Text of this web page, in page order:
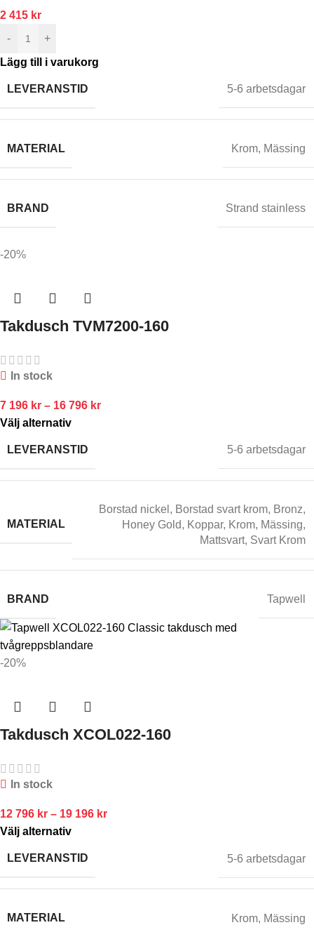
2 415 kr
-
+
Lägg till i varukorg
LEVERANSTID 5-6 arbetsdagar
MATERIAL Krom, Mässing
BRAND Strand stainless
-20%
Takdusch TVM7200-160
In stock
7 196 kr – 16 796 kr
Välj alternativ
LEVERANSTID 5-6 arbetsdagar
MATERIAL
Borstad nickel , Borstad svart krom, Bronz,
Honey Gold, Koppar, Krom, Mässing,
Mattsvart, Svart Krom
BRAND Tapwell
-20%
Takdusch XCOL022-160
In stock
12 796 kr – 19 196 kr
Välj alternativ
LEVERANSTID 5-6 arbetsdagar
MATERIAL Krom, Mässing